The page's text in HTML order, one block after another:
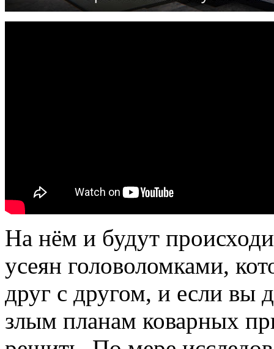
На нём и будут
усеян головоломками,
друг с другом, и если вы
злым планам коварных